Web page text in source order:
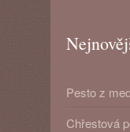
Pesto z
Chřestová